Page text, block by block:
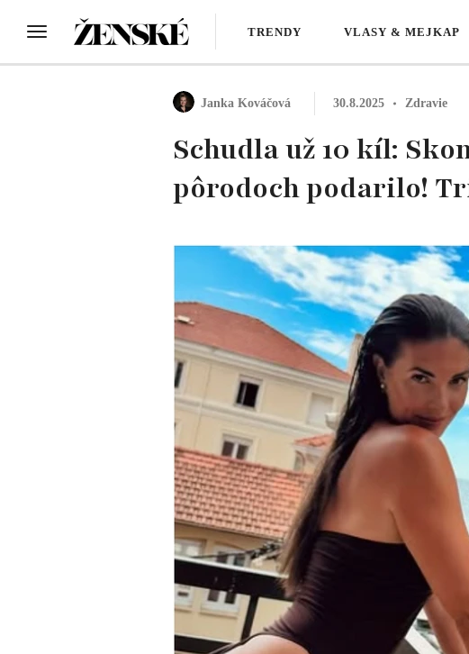
TRENDY VLASY & MEJKAP
Janka Kováčová 30.8.2025 Zdravie
Schudla už 10 kíl:
pôrodoch podarilo!